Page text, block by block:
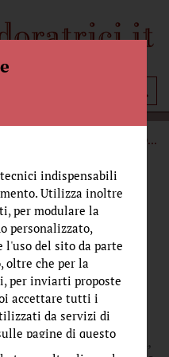
PAPÀ MARIO, IL MIO...
mio
di suor Maria Gloria,
è stato padre per molti,
indispensabili
Utilizza inoltre
per modulare la
personalizzato,
l'uso del sito da parte
che per la
per inviarti proposte
accettare tutti i
da servizi di
pagine di questo
tutti i cookie"